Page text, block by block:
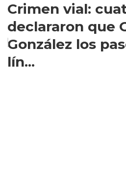
Crimen vial:
declararon que
González los
lín...